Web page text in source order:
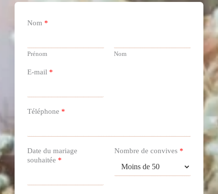
g
m
e
o
Nom *
Prénom Nom
E-mail *
Téléphone *
Date du mariage
souhaitée *
Nombre de convives *